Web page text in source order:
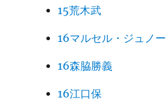
15荒木武
16マルセル・ジュノー
16森脇勝義
16江口保